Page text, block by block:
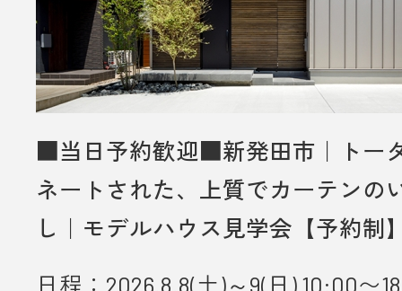
いただきます。
・プレゼントは、1名様（1家族様）1
させていただきます。
・未成年者様のみのご来場は対象外
・弊社のアンケートにご協力してい
とが条件となります。
・ご入力いただきました情報は「 プ
■当日予約歓迎■新発田市｜トー
ネートされた、上質でカーテンの
し｜モデルハウス見学会【予約制
日程：2026.8.8(土)～9(日) 10:00〜